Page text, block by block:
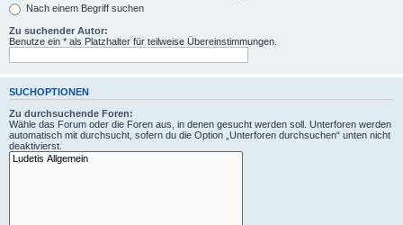
Nach einem Begriff suchen
Zu suchender Autor:
Benutze ein * als Platzhalter für teilweise Übereinstimmungen.
SUCHOPTIONEN
Zu durchsuchende Foren:
Wähle das Forum oder die Foren aus, in denen gesucht werden soll. Unterforen werden
automatisch mit durchsucht, sofern du die Option „Unterforen durchsuchen“ unten nicht
deaktivierst.